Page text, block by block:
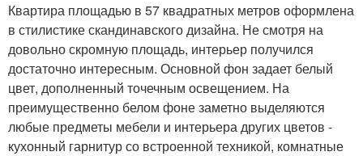
Квартира площадью в 57 квадратных метров оформлена
в стилистике скандинавского дизайна. Не смотря на
довольно скромную площадь, интерьер получился
достаточно интересным. Основной фон задает белый
цвет, дополненный точечным освещением. На
преимущественно белом фоне заметно выделяются
любые предметы мебели и интерьера других цветов -
кухонный гарнитур со встроенной техникой, комнатные